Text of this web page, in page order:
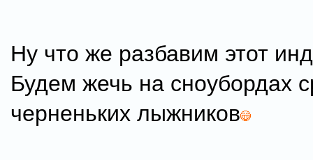
Ну что же разбавим этот
Будем жечь на сноубордах
черненьких лыжников